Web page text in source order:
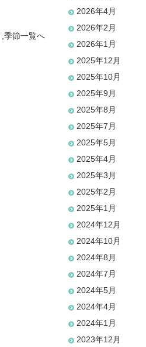
季節一覧へ
2026年4月
2026年2月
2026年1月
2025年12月
2025年10月
2025年9月
2025年8月
2025年7月
2025年5月
2025年4月
2025年3月
2025年2月
2025年1月
2024年12月
2024年10月
2024年8月
2024年7月
2024年5月
2024年4月
2024年1月
2023年12月